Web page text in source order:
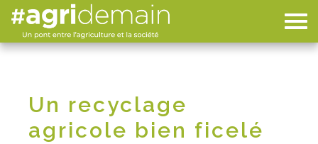
Un recyclage
agricole bien ficelé